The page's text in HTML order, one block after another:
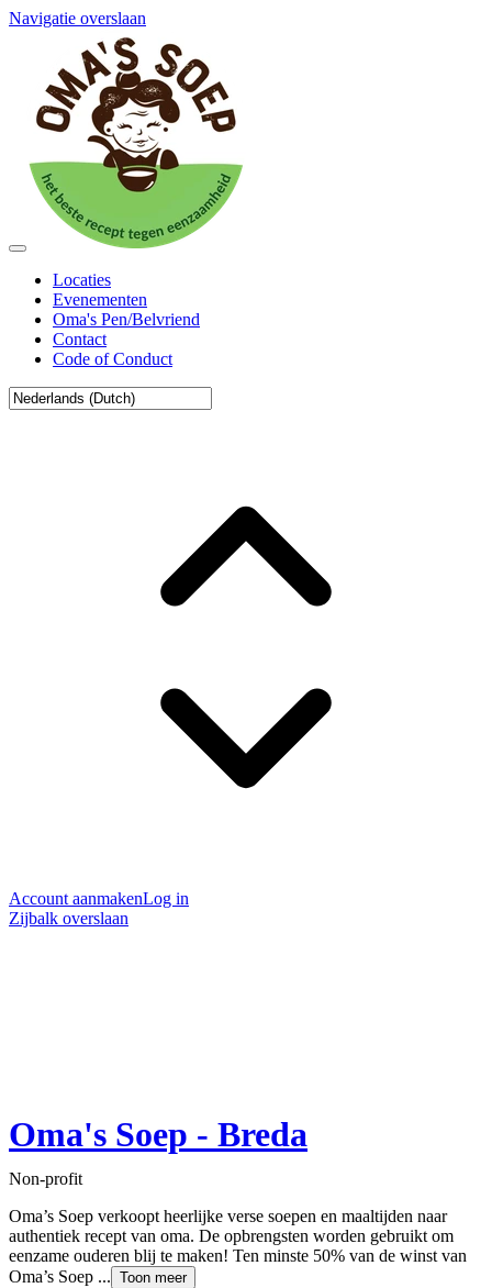
Navigatie overslaan
Locaties
Evenementen
Oma's Pen/Belvriend
Contact
Code of Conduct
Account aanmakenLog in
Zijbalk overslaan
Oma's Soep - Breda
Non-profit
Oma’s Soep verkoopt heerlijke verse soepen en maaltijden naar
authentiek recept van oma. De opbrengsten worden gebruikt om
eenzame ouderen blij te maken! Ten minste 50% van de winst van
Oma’s Soep ... Toon meer